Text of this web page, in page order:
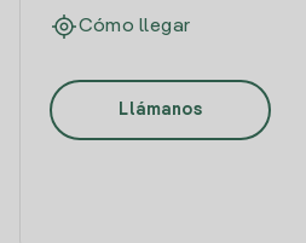
Cómo llegar
Llámanos